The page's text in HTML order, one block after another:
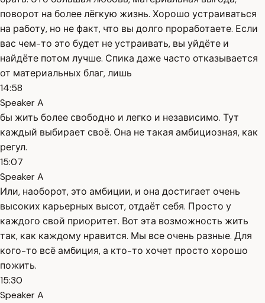
поворот на более лёгкую жизнь. Хорошо устраиваться
на работу, но не факт, что вы долго проработаете. Если
вас чем-то это будет не устраивать, вы уйдёте и
найдёте потом лучше. Спика даже часто отказывается
от материальных благ, лишь
14:58
Speaker A
бы жить более свободно и легко и независимо. Тут
каждый выбирает своё. Она не такая амбициозная, как
регул.
15:07
Speaker A
Или, наоборот, это амбиции, и она достигает очень
высоких карьерных высот, отдаёт себя. Просто у
каждого свой приоритет. Вот эта возможность жить
так, как каждому нравится. Мы все очень разные. Для
кого-то всё амбиция, а кто-то хочет просто хорошо
пожить.
15:30
Speaker A